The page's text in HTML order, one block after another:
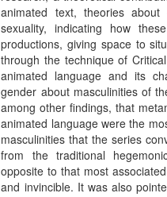
animated text, theories
sexuality, indicating how
productions, giving space to
through the technique of
animated language and its
gender about masculinities of
among other findings, that
animated language were the
masculinities that the series
from the traditional
opposite to that most
and invincible. It was also